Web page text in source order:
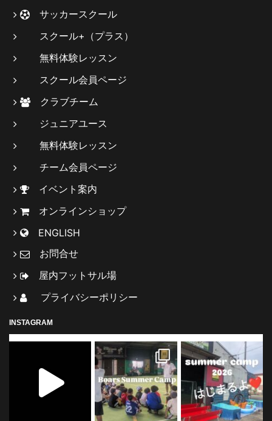
サッカースクール
スクール+（プラス）
無料体験レッスン
スクール会員ページ
クラブチーム
ジュニアユース
無料体験レッスン
チーム会員ページ
イベント案内
オンラインショップ
ENGLISH
お問合せ
屋内フットサル場
プライバシーポリシー
INSTAGRAM